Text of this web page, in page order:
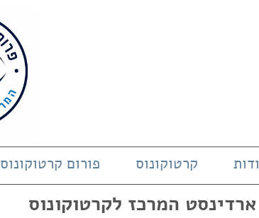
קרטוקונוס פורום קרטוקונוס
המרכז לקרטוקונוס